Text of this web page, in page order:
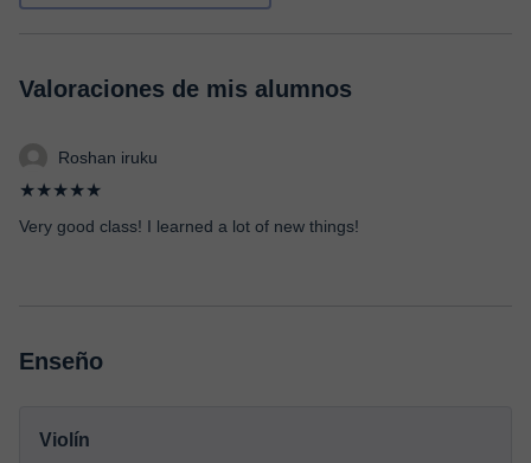
Valoraciones de mis alumnos
Roshan iruku
★★★★★
Very good class! I learned a lot of new things!
Enseño
Violín